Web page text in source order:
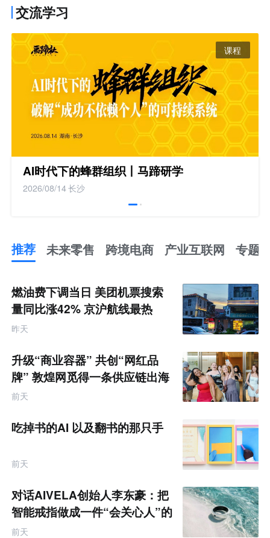
交流学习
课程
AI时代下的蜂群组织丨马蹄研学
2026/08/14长沙
推荐 未来零售 跨境电商 产业互联网 专题
未
来
零
售
跨
境
商
产
业
互
联
网
题
燃油费下调当日 美团机票搜索
量同比涨42% 京沪航线最热
昨天
升级“商业容器” 共创“网红品
牌” 敦煌网觅得一条供应链出海
的新路径
前天
吃掉书的AI 以及翻书的那只手
前天
对话AIVELA创始人李东豪：把
智能戒指做成一件“会关心人”的
饰品
前天